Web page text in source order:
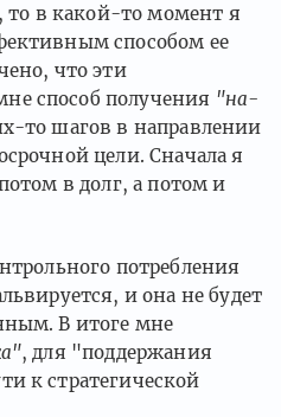
то в какой-то момент я
способом ее
что эти
способ получения "на-
то шагов в направлении
цели. Сначала я
в долг, а потом и
потребления
и она не будет
В итоге мне
, для "поддержания
к стратегической